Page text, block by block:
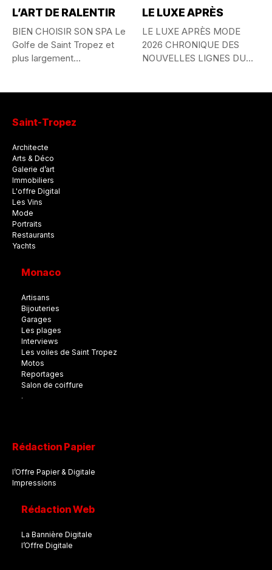
L’ART DE RALENTIR
BIEN CHOISIR SON SPA Le
Golfe de Saint Tropez et
plus largement...
LE LUXE APRÈS
LE LUXE APRÈS MODE
2026 CHRONIQUE DES
NOUVELLES LIGNES DU
Saint-Tropez
Architecte
Arts & Déco
Galerie d’art
Immobiliers
L'offre Digital
Les Vins
Mode
Portraits
Restaurants
Yachts
Monaco
Artisans
Bijouteries
Garages
Les plages
Interviews
Les voiles de Saint Tropez
Motos
Reportages
Salon de coiffure
.
Rédaction Papier
l’Offre Papier & Digitale
Impressions
Rédaction Web
La Bannière Digitale
l’Offre Digitale